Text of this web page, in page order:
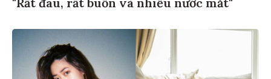
"Rất đau, rất buồn và nhiều nước mắt"